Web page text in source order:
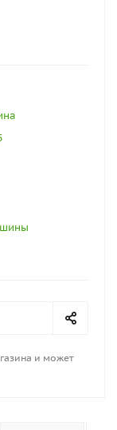
и может